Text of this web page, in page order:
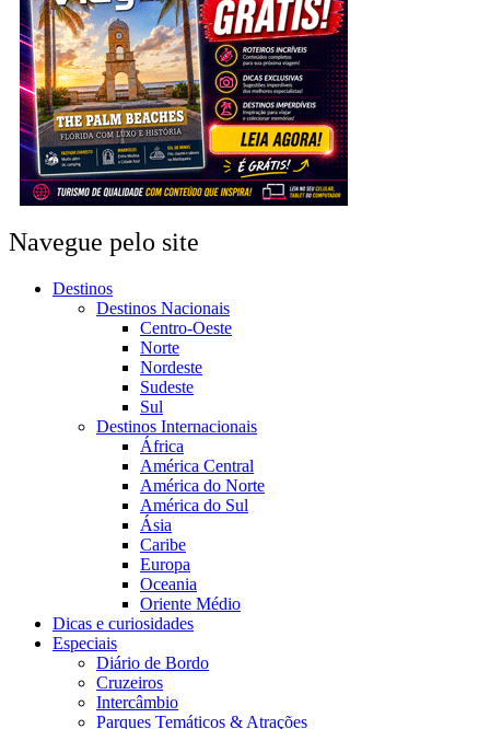
Navegue pelo site
Destinos
Destinos Nacionais
Centro-Oeste
Norte
Nordeste
Sudeste
Sul
Destinos Internacionais
África
América Central
América do Norte
América do Sul
Ásia
Caribe
Europa
Oceania
Oriente Médio
Dicas e curiosidades
Especiais
Diário de Bordo
Cruzeiros
Intercâmbio
Parques Temáticos & Atrações